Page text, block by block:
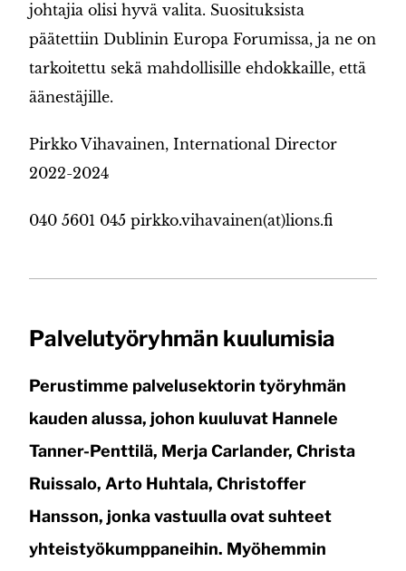
johtajia olisi hyvä valita. Suosituksista
päätettiin Dublinin Europa Forumissa, ja ne on
tarkoitettu sekä mahdollisille ehdokkaille, että
äänestäjille.
Pirkko Vihavainen, International Director
2022-2024
040 5601 045 pirkko.vihavainen(at)lions.fi
Palvelutyöryhmän kuulumisia
Perustimme palvelusektorin työryhmän
kauden alussa, johon kuuluvat Hannele
Tanner-Penttilä, Merja Carlander, Christa
Ruissalo, Arto Huhtala, Christoffer
Hansson, jonka vastuulla ovat suhteet
yhteistyökumppaneihin. Myöhemmin